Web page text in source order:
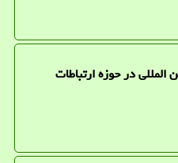
المللی در حوزه ارتباطات